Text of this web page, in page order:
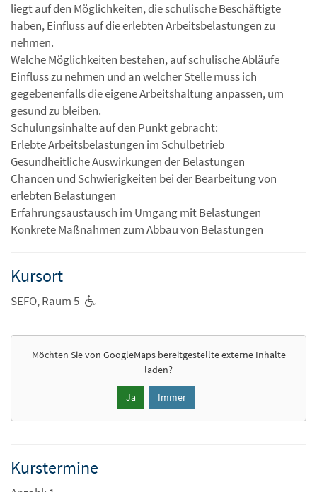
liegt auf den Möglichkeiten, die schulische Beschäftigte
haben, Einfluss auf die erlebten Arbeitsbelastungen zu
nehmen.
Welche Möglichkeiten bestehen, auf schulische Abläufe
Einfluss zu nehmen und an welcher Stelle muss ich
gegebenenfalls die eigene Arbeitshaltung anpassen, um
gesund zu bleiben.
Schulungsinhalte auf den Punkt gebracht:
Erlebte Arbeitsbelastungen im Schulbetrieb
Gesundheitliche Auswirkungen der Belastungen
Chancen und Schwierigkeiten bei der Bearbeitung von
erlebten Belastungen
Erfahrungsaustausch im Umgang mit Belastungen
Konkrete Maßnahmen zum Abbau von Belastungen
Kursort
SEFO, Raum 5
Möchten Sie von GoogleMapsbereitgestellte externe Inhalte
laden?
Ja Immer
Kurstermine